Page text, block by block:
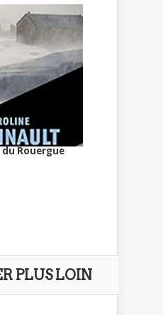
Rouergue
PLUS LOIN